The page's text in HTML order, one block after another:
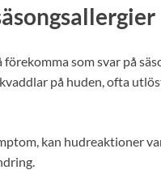
som svar på
på huden, ofta
kan hudreaktioner